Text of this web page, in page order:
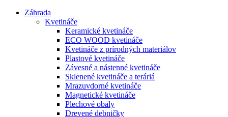
Záhrada
Kvetináče
Keramické kvetináče
ECO WOOD kvetináče
Kvetináče z prírodných materiálov
Plastové kvetináče
Závesné a nástenné kvetináče
Sklenené kvetináče a teráriá
Mrazuvdorné kvetináče
Magnetické kvetináče
Plechové obaly
Drevené debničky